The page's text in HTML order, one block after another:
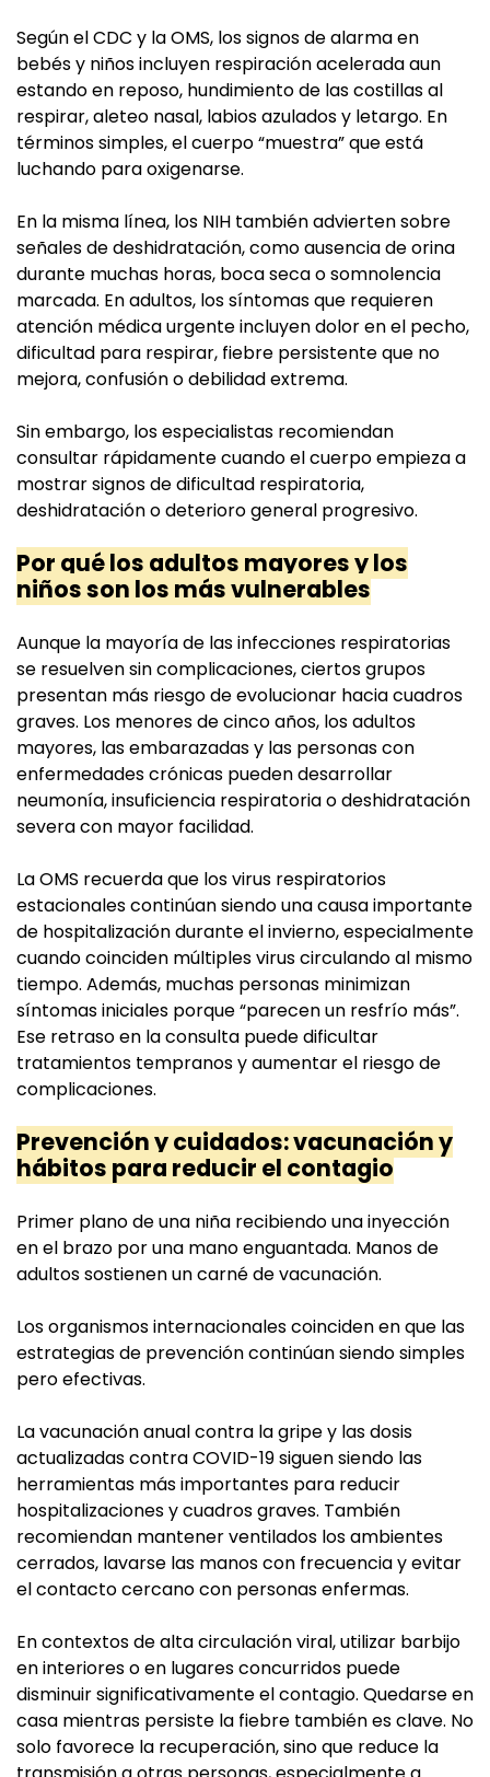
Según el CDC y la OMS, los signos de alarma en
bebés y niños incluyen respiración acelerada aun
estando en reposo, hundimiento de las costillas al
respirar, aleteo nasal, labios azulados y letargo. En
términos simples, el cuerpo “muestra” que está
luchando para oxigenarse.
En la misma línea, los NIH también advierten sobre
señales de deshidratación, como ausencia de orina
durante muchas horas, boca seca o somnolencia
marcada. En adultos, los síntomas que requieren
atención médica urgente incluyen dolor en el pecho,
dificultad para respirar, fiebre persistente que no
mejora, confusión o debilidad extrema.
Sin embargo, los especialistas recomiendan
consultar rápidamente cuando el cuerpo empieza a
mostrar signos de dificultad respiratoria,
deshidratación o deterioro general progresivo.
Por qué los adultos mayores y los
niños son los más vulnerables
Aunque la mayoría de las infecciones respiratorias
se resuelven sin complicaciones, ciertos grupos
presentan más riesgo de evolucionar hacia cuadros
graves. Los menores de cinco años, los adultos
mayores, las embarazadas y las personas con
enfermedades crónicas pueden desarrollar
neumonía, insuficiencia respiratoria o deshidratación
severa con mayor facilidad.
La OMS recuerda que los virus respiratorios
estacionales continúan siendo una causa importante
de hospitalización durante el invierno, especialmente
cuando coinciden múltiples virus circulando al mismo
tiempo. Además, muchas personas minimizan
síntomas iniciales porque “parecen un resfrío más”.
Ese retraso en la consulta puede dificultar
tratamientos tempranos y aumentar el riesgo de
complicaciones.
Prevención y cuidados: vacunación y
hábitos para reducir el contagio
Primer plano de una niña recibiendo una inyección
en el brazo por una mano enguantada. Manos de
adultos sostienen un carné de vacunación.
Los organismos internacionales coinciden en que las
estrategias de prevención continúan siendo simples
pero efectivas.
La vacunación anual contra la gripe y las dosis
actualizadas contra COVID-19 siguen siendo las
herramientas más importantes para reducir
hospitalizaciones y cuadros graves. También
recomiendan mantener ventilados los ambientes
cerrados, lavarse las manos con frecuencia y evitar
el contacto cercano con personas enfermas.
En contextos de alta circulación viral, utilizar barbijo
en interiores o en lugares concurridos puede
disminuir significativamente el contagio. Quedarse en
casa mientras persiste la fiebre también es clave. No
solo favorece la recuperación, sino que reduce la